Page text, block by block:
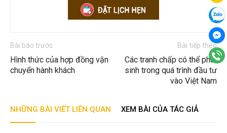
Bài báo trước
Hình thức của hợp đồng vận
chuyển hành khách
Bài tiếp theo
Các tranh chấp có thể phát
sinh trong quá trình đầu tư
vào Việt Nam
NHỮNG BÀI VIẾT LIÊN QUAN XEM BÀI CỦA TÁC GIẢ